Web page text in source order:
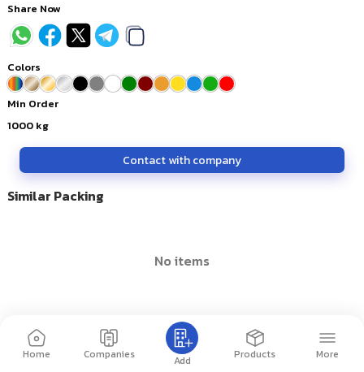
Share Now
Colors
Min Order
1000 kg
Contact with company
Similar Packing
no items
Home Companies Add Products More